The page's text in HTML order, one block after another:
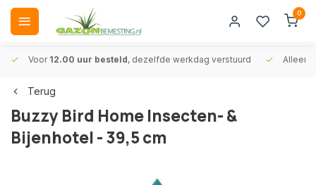
0
Voor 12.00 uur besteld, dezelfde werkdag verstuurd Alleen
Terug
Buzzy Bird Home Insecten- &
Bijenhotel - 39,5 cm